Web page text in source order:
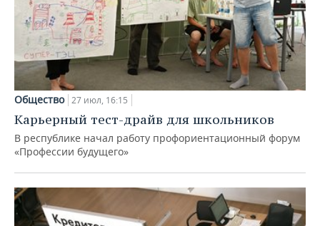
Общество 27 июл, 16:15
Карьерный тест-драйв для школьников
В республике начал работу профориентационный форум
«Профессии будущего»